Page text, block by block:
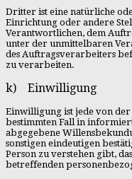
Dritter ist eine natürliche
Einrichtung oder andere
Verantwortlichen, dem
unter der unmittelbaren
des Auftragsverarbeiters
zu verarbeiten.
k) Einwilligung
Einwilligung ist jede von
bestimmten Fall in
abgegebene
sonstigen eindeutigen
Person zu verstehen gibt,
betreffenden